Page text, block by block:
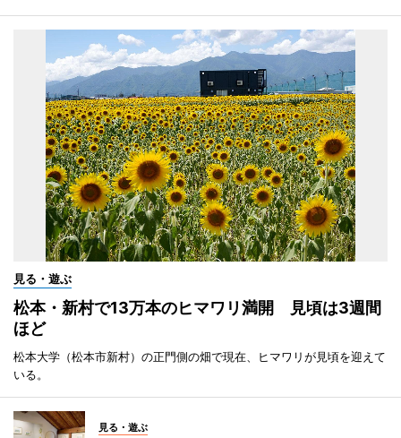
見る・遊ぶ
松本・新村で13万本のヒマワリ満開 見頃は3週間
ほど
松本大学（松本市新村）の正門側の畑で現在、ヒマワリが見頃を迎えて
いる。
見る・遊ぶ